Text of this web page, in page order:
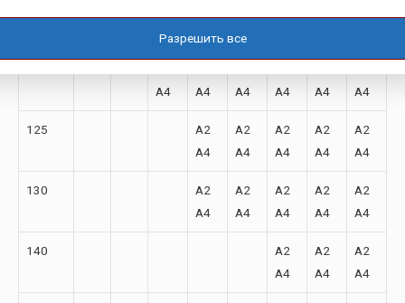
A4
A4
A4
A4
A4
A4
125
A2
A4
A2
A4
A2
A4
A2
A4
A2
A4
130
A2
A4
A2
A4
A2
A4
A2
A4
A2
A4
140
A2
A4
A2
A4
A2
A4
Разрешить все